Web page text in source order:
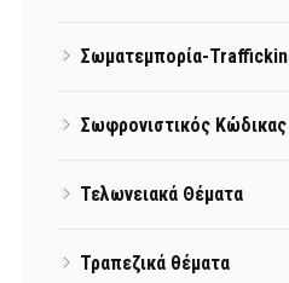
Σωματεμπορία-
Σωφρονιστικός Κώδικας
Τελωνειακά Θέματα
Τραπεζικά θέματα